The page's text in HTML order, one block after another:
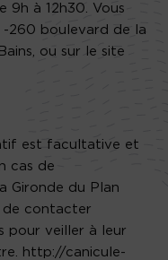
9h à 12h30. Vous
-260 boulevard de la
ou sur le site
est facultative et
cas de
Gironde du Plan
de contacter
pour veiller à leur
http://canicule-